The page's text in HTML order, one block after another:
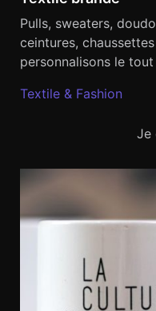
Pulls, sweaters,
ceintures,
personnalisons le
Textile & Fashion
Je